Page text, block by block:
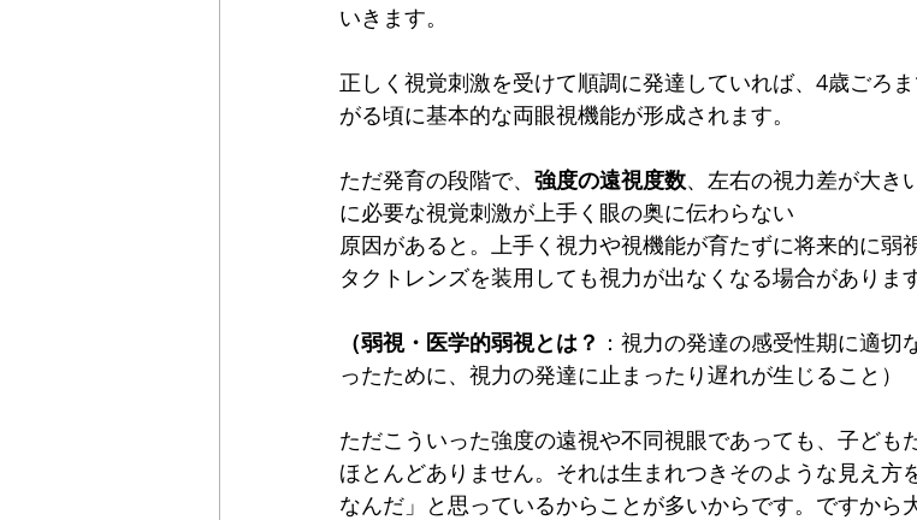
いきます。
正しく視覚刺激を受けて順調に発達していれば、4歳ごろ
がる頃に基本的な両眼視機能が形成されます。
ただ発育の段階で、 強度の遠視度数、左右の視力差が大き
に必要な視覚刺激が上手く眼の奥に伝わらない
原因があると。上手く視力や視機能が育たずに将来的に弱
タクトレンズを装用しても視力が出なくなる場合があります
（弱視・医学的弱視とは？ ：視力の発達の感受性期に適
ったために、視力の発達に止まったり遅れが生じること）
ただこういった強度の遠視や不同視眼であっても、子ども
ほとんどありません。それは生まれつきそのような見え方
なんだ」と思っているからことが多いからです。ですから